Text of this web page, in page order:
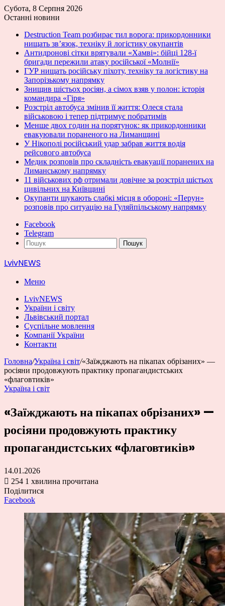
Субота, 8 Серпня 2026
Останні новини
Destruction Team розбирає тил ворога: прикордонники
нищать зв’язок, техніку й логістику окупантів
Антидронові сітки врятували «Хамві»: бійці 128-ї
бригади пережили атаку російської «Молнії»
ГУР нищать російську піхоту, техніку та логістику на
Запорізькому напрямку
Знищив шістьох росіян, а сімох взяв у полон: історія
командира «Гіря»
Розстріл автобуса змінив її життя: Олеся стала
військовою і тепер підтримує побратимів
Менше двох годин на порятунок: як прикордонники
евакуювали пораненого на Лиманщині
У Нікополі російський удар забрав життя водія
рейсового автобуса
Медик розповів про складність евакуації поранених на
Лиманському напрямку
11 військових рф отримали довічне за розстріл шістьох
цивільних на Київщині
Окупанти шукають слабкі місця в обороні: «Перун»
розповів про ситуацію на Гуляйпільському напрямку
Facebook
Telegram
Пошук
LvivNEWS
Меню
LvivNEWS
України і світу
Львівський портал
Суспільне мовлення
Компанії України
Контакти
Головна/Україна і світ/«Заїжджають на пікапах обрізаних» —
росіяни продовжують практику пропагандистських
«флаговтиків»
Україна і світ
«Заїжджають на пікапах обрізаних» —
росіяни продовжують практику
пропагандистських «флаговтиків»
14.01.2026
254 1 хвилина прочитана
Поділитися
Facebook